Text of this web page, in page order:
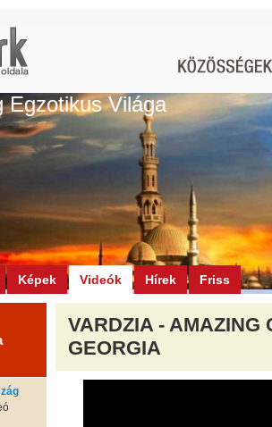
Egzotikus Világa
Képek Videók Hírek Friss
VARDZIA - AMAZING
GEORGIA